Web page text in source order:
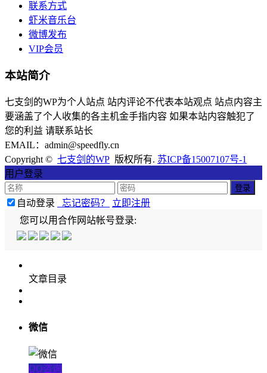
联系方式
虾米音乐台
微博发布
VIP会员
本站简介
七支剑的WP为个人站点 站内评论不代表本站观点 站点内容主
要涵盖了个人收集的各主机金手指内容 如果本站内容触犯了
您的利益 请联系站长
EMAIL：admin@speedfly.cn
Copyright © 七支剑的WP 版权所有. 苏ICP备15007107号-1
用户登录
自动登录 忘记密码？
立即注册
您可以用合作网站帐号登录:
文章目录
微信
QQ咨询